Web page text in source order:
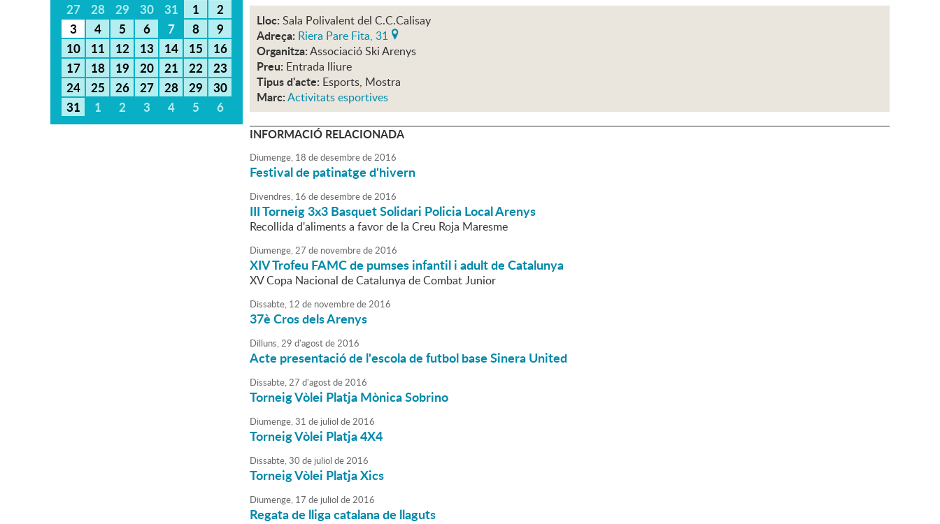
27 28 29 30 31 1
2
3
4 5 6 7 8
9
10
11 12 13 14 15
16
17
18 19 20 21 22
23
24
25 26 27 28 29
30
31
1 2 3 4 5 6
Lloc: Sala Polivalent del C.C.Calisay
Adreça: Riera Pare Fita, 31
Organitza:Associació Ski Arenys
Preu: Entrada lliure
Tipus d'acte: Esports, Mostra
Marc:Activitats esportives
INFORMACIÓ RELACIONADA
Diumenge, 18 dedesembrede2016
Festival de patinatge d'hivern
Divendres, 16 dedesembrede2016
III Torneig 3x3 Basquet Solidari Policia Local Arenys
Recollida d'aliments a favor de la Creu Roja Maresme
Diumenge,27 de novembrede2016
XIV Trofeu FAMC de pumses infantil i adult de Catalunya
XV Copa Nacional de Catalunya de Combat Junior
Dissabte, 12 de novembrede2016
37è Cros dels Arenys
Dilluns,29 d'agostde2016
Acte presentació de l'escola de futbol base Sinera United
Dissabte,27 d'agostde2016
Torneig Vòlei Platja Mònica Sobrino
Diumenge,31 de juliol de2016
Torneig Vòlei Platja 4X4
Dissabte,30 de juliol de2016
Torneig Vòlei Platja Xics
Diumenge, 17 de juliol de2016
Regata de lliga catalana de llaguts